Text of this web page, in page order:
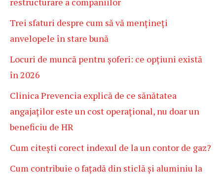
Trei sfaturi despre cum să vă mențineți
anvelopele în stare bună
Locuri de muncă pentru șoferi: ce opțiuni există
în 2026
Clinica Prevencia explică de ce sănătatea
angajaților este un cost operațional, nu doar un
beneficiu de HR
Cum citești corect indexul de la un contor de gaz?
Cum contribuie o fațadă din sticlă și aluminiu la